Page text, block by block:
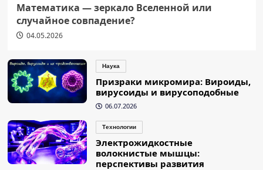
Математика — зеркало Вселенной или
случайное совпадение?
04.05.2026
Наука
Призраки микромира: Вироиды,
вирусоиды и вирусоподобные
06.07.2026
Технологии
Электрожидкостные
волокнистые мышцы:
перспективы развития